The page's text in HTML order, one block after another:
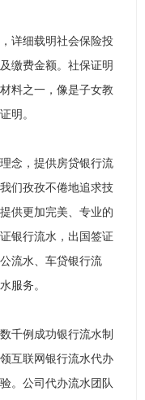
详细载明社会保险投
缴费金额。社保证明
料之一，像是子女教
明。
念，提供房贷银行流
们孜孜不倦地追求技
供更加完美、专业的
银行流水，出国签证
流水、车贷银行流
服务。
千例成功银行流水制
互联网银行流水代办
。公司代办流水团队